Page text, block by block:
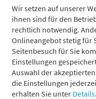
Wir setzen auf unserer
ihnen sind für den
rechtlich notwendig.
Onlineangebot stetig für
Seitenbesuch für Sie
Einstellungen
Auswahl der
die Einstellungen
erhalten Sie unter Details.
Sven Wiesenthal
Ansprechpartner